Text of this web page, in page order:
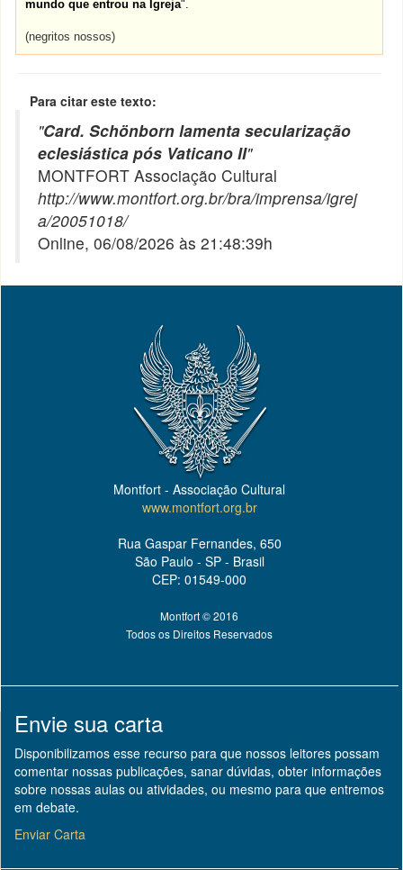
mundo que entrou na Igreja".
(negritos nossos)
Para citar este texto:
"Card. Schönborn lamenta secularização
eclesiástica pós Vaticano II"
MONTFORT Associação Cultural
http://www.montfort.org.br/bra/imprensa/igrej
a/20051018/
Online, 06/08/2026 às 21:48:39h
Montfort - Associação Cultural
www.montfort.org.br
Rua Gaspar Fernandes, 650
São Paulo - SP - Brasil
CEP: 01549-000
Montfort © 2016
Todos os Direitos Reservados
Envie sua carta
Disponibilizamos esse recurso para que nossos leitores possam
comentar nossas publicações, sanar dúvidas, obter informações
sobre nossas aulas ou atividades, ou mesmo para que entremos
em debate.
Enviar Carta